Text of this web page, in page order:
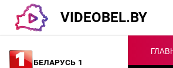
VIDEOBEL.BY
Беларусь 1